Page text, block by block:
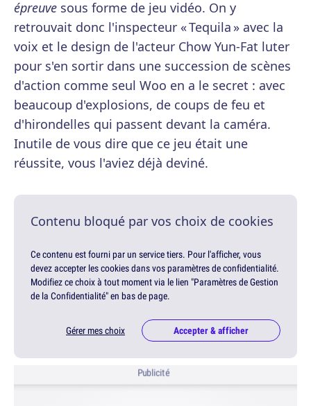
épreuve sous forme de jeu vidéo. On y
retrouvait donc l'inspecteur « Tequila » avec la
voix et le design de l'acteur Chow Yun-Fat luter
pour s'en sortir dans une succession de scènes
d'action comme seul Woo en a le secret : avec
beaucoup d'explosions, de coups de feu et
d'hirondelles qui passent devant la caméra.
Inutile de vous dire que ce jeu était une
réussite, vous l'aviez déjà deviné.
Contenu bloqué par vos choix de cookies
Ce contenu est fourni par un service tiers. Pour l'afficher, vous
devez accepter les cookies dans vos paramètres de confidentialité.
Modifiez ce choix à tout moment via le lien "Paramètres de Gestion
de la Confidentialité" en bas de page.
Gérer mes choix Accepter & afficher
Publicité